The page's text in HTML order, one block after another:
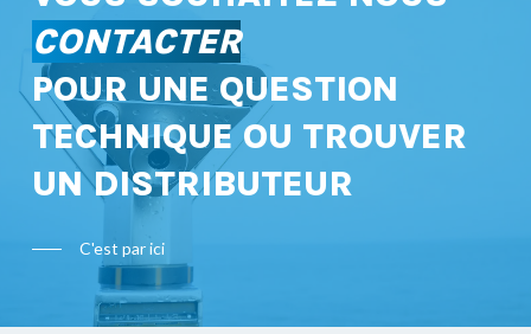
CONTACTER
POUR UNE QUESTION
TECHNIQUE OU TROUVER
UN DISTRIBUTEUR
C'est par ici